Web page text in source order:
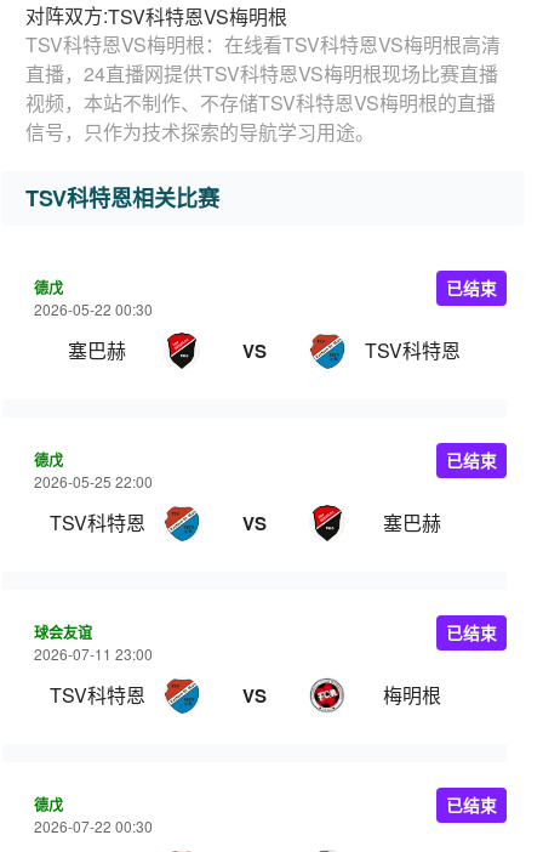
对阵双方:TSV科特恩VS梅明根
TSV科特恩VS梅明根：在线看TSV科特恩VS梅明根高清
直播，24直播网提供TSV科特恩VS梅明根现场比赛直播
视频，本站不制作、不存储TSV科特恩VS梅明根的直播
信号，只作为技术探索的导航学习用途。
TSV科特恩相关比赛
德戊
2026-05-22 00:30
塞巴赫 VS TSV科特恩
已结束
德戊
2026-05-25 22:00
TSV科特恩 VS 塞巴赫
已结束
球会友谊
2026-07-11 23:00
TSV科特恩 VS 梅明根
已结束
德戊
2026-07-22 00:30
已结束